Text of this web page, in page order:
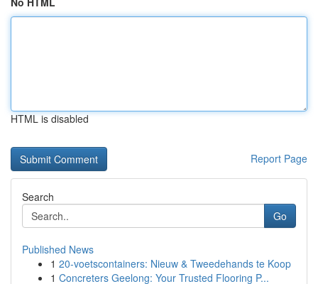
HTML is disabled
Report Page
Search
Go
Published News
1 20-voetscontainers: Nieuw & Tweedehands te Koop
1 Concreters Geelong: Your Trusted Flooring P...